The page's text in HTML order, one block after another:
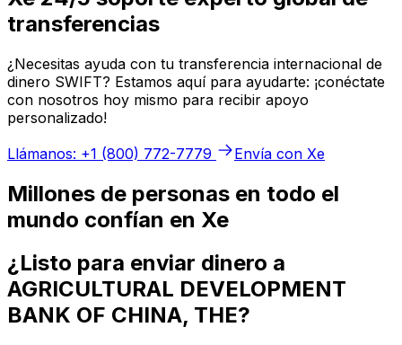
transferencias
¿Necesitas ayuda con tu transferencia internacional de
dinero SWIFT? Estamos aquí para ayudarte: ¡conéctate
con nosotros hoy mismo para recibir apoyo
personalizado!
Llámanos: +1 (800) 772-7779
Envía con Xe
Millones de personas en todo el
mundo confían en Xe
¿Listo para enviar dinero a
AGRICULTURAL DEVELOPMENT
BANK OF CHINA, THE?